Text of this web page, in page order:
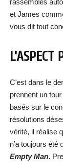
rassemblés
et James
vous dit tout
L’ASPECT
C’est dans le
prennent un
basés sur le
résolutions
vérité, il réalise
n’a toujours été
Empty Man.